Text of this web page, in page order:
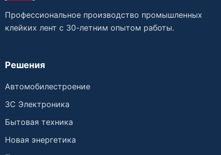
Профессиональное производство промышленных
клейких лент с 30-летним опытом работы.
Решения
Автомобилестроение
3C Электроника
Бытовая техника
Новая энергетика